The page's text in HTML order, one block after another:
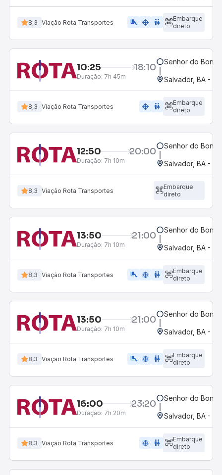
8,3 Viação Rota Transportes airline_seat_legroom_extra ac_unit wc
Embarque
direto
10:25 18:10
Duração: 7h 45m
Senhor do
Salvador, BA -
8,3 Viação Rota Transportes ac_unit wc
Embarque
direto
12:50 20:00
Duração: 7h 10m
Senhor do
Salvador, BA -
8,3 Viação Rota Transportes
Embarque
direto
13:50 21:00
Duração: 7h 10m
Senhor do
Salvador, BA -
8,3 Viação Rota Transportes airline_seat_legroom_extra ac_unit WC
Embarque
direto
13:50 21:00
Duração: 7h 10m
Senhor do
Salvador, BA -
8,3 Viação Rota Transportes airline_seat_legroom_extra ac_unit wc
Embarque
direto
16:00 23:20
Duração: 7h 20m
Senhor do
Salvador, BA -
8,3 Viação Rota Transportes ac_unit wc
Embarque
direto